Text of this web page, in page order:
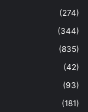
(274)
(344)
(835)
(42)
(93)
(181)